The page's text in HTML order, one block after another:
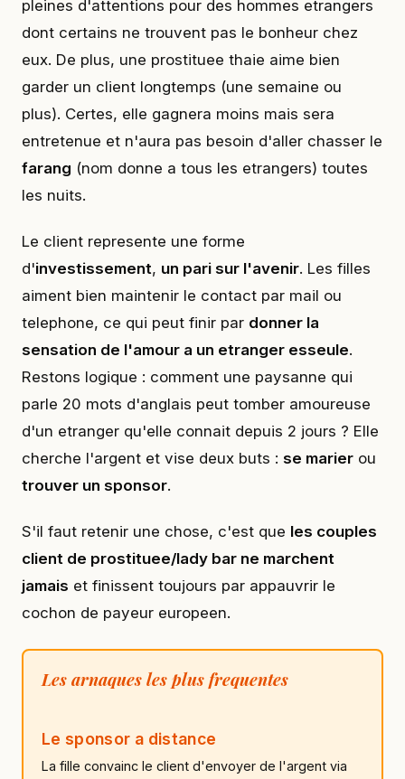
pleines d'attentions pour des hommes etrangers
dont certains ne trouvent pas le bonheur chez
eux. De plus, une prostituee thaie aime bien
garder un client longtemps (une semaine ou
plus). Certes, elle gagnera moins mais sera
entretenue et n'aura pas besoin d'aller chasser le
farang (nom donne a tous les etrangers) toutes
les nuits.
Le client represente une forme
d'investissement, un pari sur l'avenir. Les filles
aiment bien maintenir le contact par mail ou
telephone, ce qui peut finir par donner la
sensation de l'amour a un etranger esseule.
Restons logique : comment une paysanne qui
parle 20 mots d'anglais peut tomber amoureuse
d'un etranger qu'elle connait depuis 2 jours ? Elle
cherche l'argent et vise deux buts : se marier ou
trouver un sponsor.
S'il faut retenir une chose, c'est que les couples
client de prostituee/lady bar ne marchent
jamais et finissent toujours par appauvrir le
cochon de payeur europeen.
Les arnaques les plus frequentes
Le sponsor a distance
La fille convainc le client d'envoyer de l'argent via